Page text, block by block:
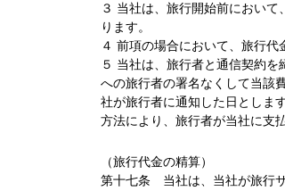
３ 当社は、旅行開始前におい
ります。
４ 前項の場合において、旅行代
５ 当社は、旅行者と通信契約
への旅行者の署名なくして当該
社が旅行者に通知した日としま
方法により、旅行者が当社に支
（旅行代金の精算）
第十七条 当社は、当社が旅行